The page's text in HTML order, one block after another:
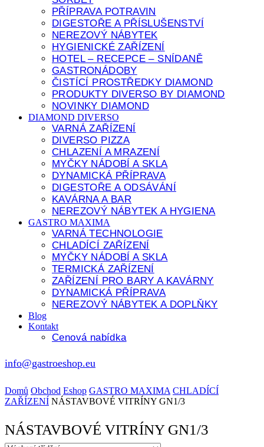
PŘÍPRAVA POTRAVIN
DIGESTOŘE A PŘÍSLUŠENSTVÍ
NEREZOVÝ NÁBYTEK
HYGIENICKÉ ZAŘÍZENÍ
HOTEL – RECEPCE – SNÍDANĚ
GASTRONÁDOBY
ČISTÍCÍ PROSTŘEDKY DIAMOND
PRODUKTY DIVERSO BY DIAMOND
NOVINKY DIAMOND
DIAMOND DIVERSO
VARNÁ ZAŘÍZENÍ
DIVERSO PIZZA
CHLAZENÍ A MRAZENÍ
MYČKY NÁDOBÍ A SKLA
DYNAMICKÁ PŘÍPRAVA
DIGESTOŘE A ODSÁVÁNÍ
KAVÁRNA A BAR
NEREZOVÝ NÁBYTEK A HYGIENA
GASTRO MAXIMA
VARNÁ TECHNOLOGIE
CHLADÍCÍ ZAŘÍZENÍ
MYČKY NÁDOBÍ A SKLA
TERMICKÁ ZAŘÍZENÍ
ZAŘÍZENÍ PRO BARY A KAVÁRNY
DYNAMICKÁ PŘÍPRAVA
NEREZOVÝ NÁBYTEK A DOPLŇKY
Blog
Kontakt
Cenová nabídka
info@gastroeshop.eu
Domů Obchod Eshop GASTRO MAXIMA CHLADÍCÍ
ZAŘÍZENÍ NÁSTAVBOVÉ VITRÍNY GN1/3
NÁSTAVBOVÉ VITRÍNY GN1/3